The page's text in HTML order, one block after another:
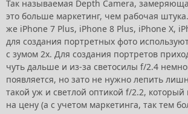
Так называемая Depth Camera,
это больше маркетинг, чем рабочая
же iPhone 7 Plus, iPhone 8 Plus, iPhone X,
для создания портретных фото
с зумом 2х. Для создания портретов
чуть дальше и из-за светосилы f/2.4
появляется, но зато не нужно лепить
такой уж и светлой оптикой f/2.2, который
на цену (а с учетом маркетинга, так тем